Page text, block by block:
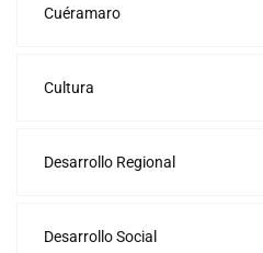
Cuéramaro
Cultura
Desarrollo Regional
Desarrollo Social